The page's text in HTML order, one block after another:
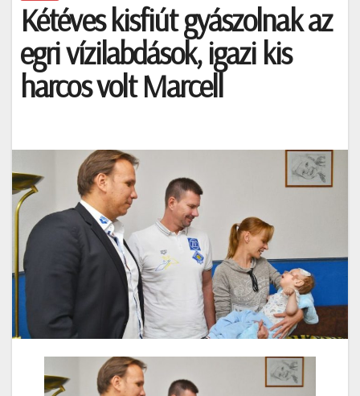
Kétéves kisfiút gyászolnak az
egri vízilabdások, igazi kis
harcos volt Marcell